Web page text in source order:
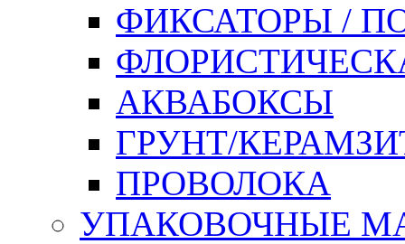
ФИКСАТОРЫ /
АКВАБОКСЫ
ГРУНТ/
ПРОВОЛОКА
УПАКОВОЧНЫЕ